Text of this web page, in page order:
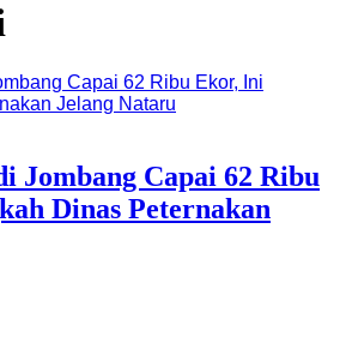
Jombang Capai 62 Ribu
Dinas Peternakan